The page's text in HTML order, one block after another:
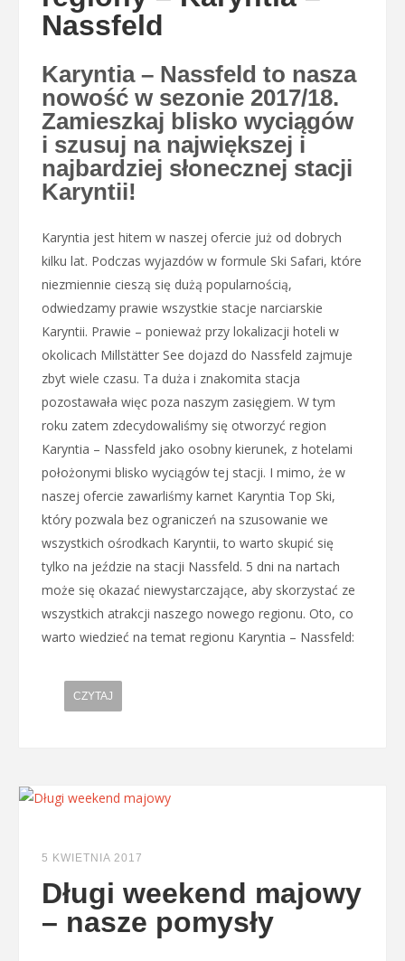
Nassfeld
Karyntia – Nassfeld to nasza
nowość w sezonie 2017/18.
Zamieszkaj blisko wyciągów
i szusuj na największej i
najbardziej słonecznej stacji
Karyntii!
Karyntia jest hitem w naszej ofercie już od dobrych
kilku lat. Podczas wyjazdów w formule Ski Safari, które
niezmiennie cieszą się dużą popularnością,
odwiedzamy prawie wszystkie stacje narciarskie
Karyntii. Prawie – ponieważ przy lokalizacji hoteli w
okolicach Millstätter See dojazd do Nassfeld zajmuje
zbyt wiele czasu. Ta duża i znakomita stacja
pozostawała więc poza naszym zasięgiem. W tym
roku zatem zdecydowaliśmy się otworzyć region
Karyntia – Nassfeld jako osobny kierunek, z hotelami
położonymi blisko wyciągów tej stacji. I mimo, że w
naszej ofercie zawarliśmy karnet Karyntia Top Ski,
który pozwala bez ograniczeń na szusowanie we
wszystkich ośrodkach Karyntii, to warto skupić się
tylko na jeździe na stacji Nassfeld. 5 dni na nartach
może się okazać niewystarczające, aby skorzystać ze
wszystkich atrakcji naszego nowego regionu. Oto, co
warto wiedzieć na temat regionu Karyntia – Nassfeld:
CZYTAJ
5 KWIETNIA 2017
Długi weekend majowy
– nasze pomysły